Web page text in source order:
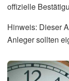
offizielle
Hinweis: Dieser
Anleger sollten